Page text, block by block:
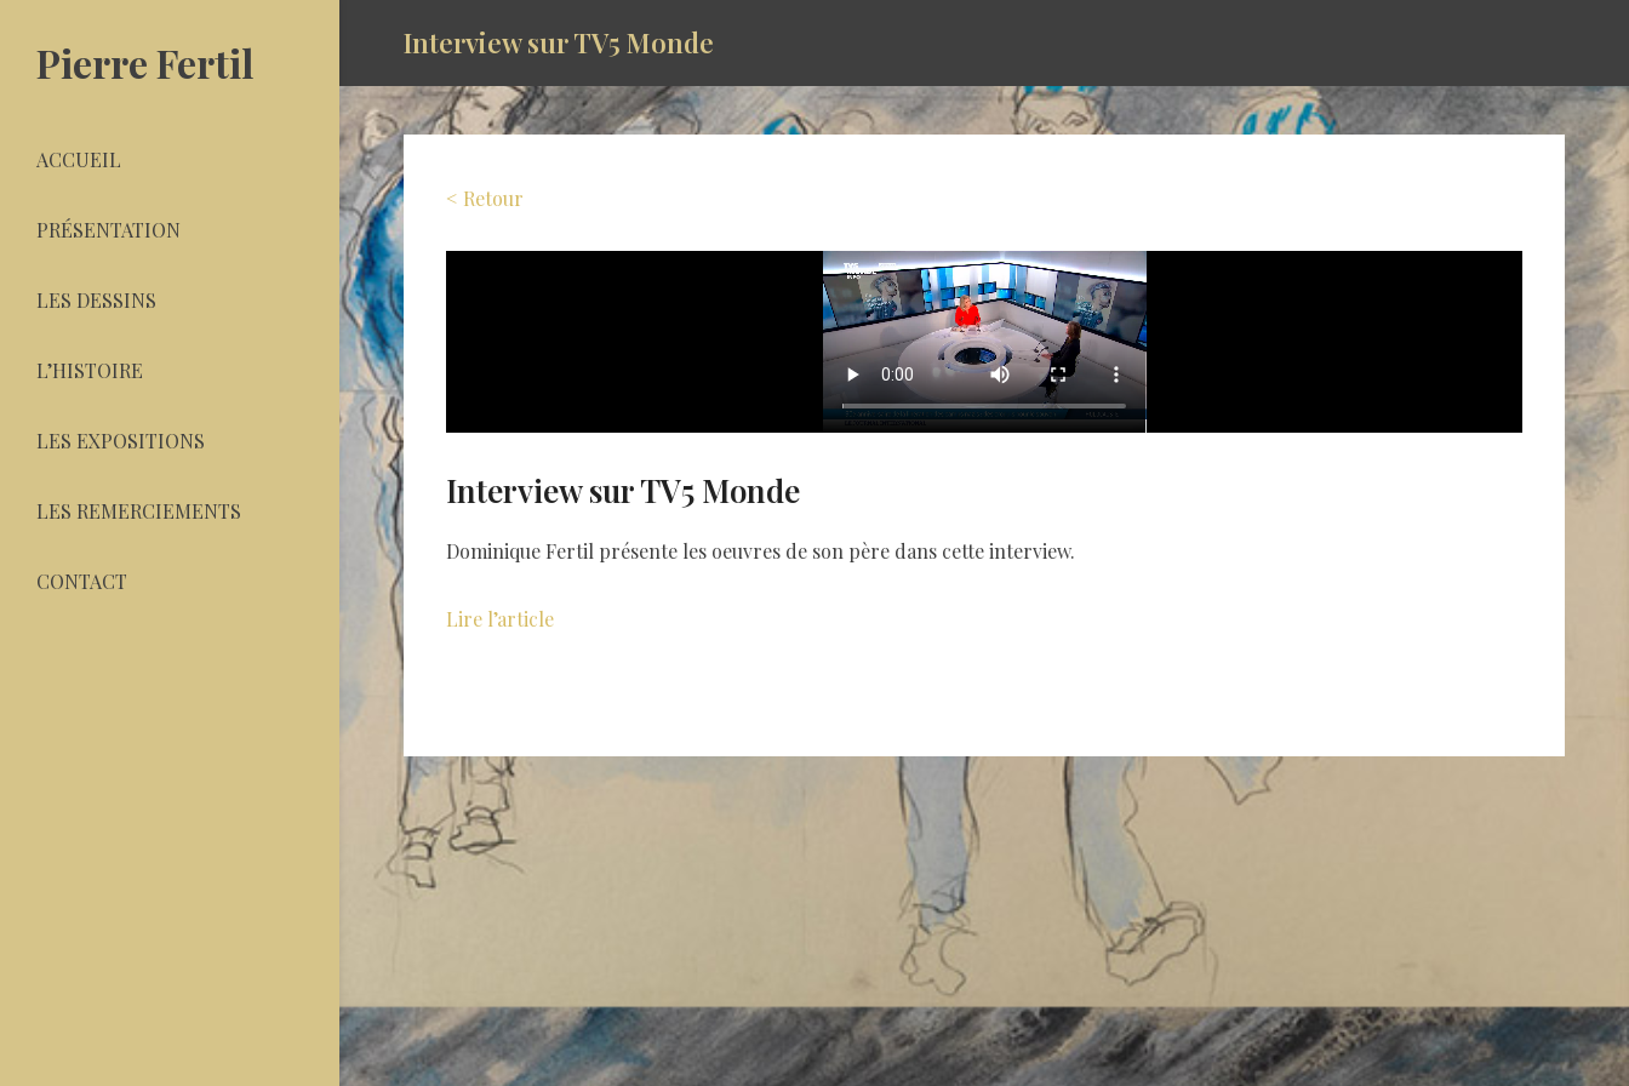
Pierre Fertil
ACCUEIL
PRÉSENTATION
LES DESSINS
L’HISTOIRE
LES EXPOSITIONS
LES REMERCIEMENTS
CONTACT
Interview sur TV5 Monde
< Retour
Interview sur TV5 Monde
Dominique Fertil présente les oeuvres de son père dans cette interview.
Lire l’article